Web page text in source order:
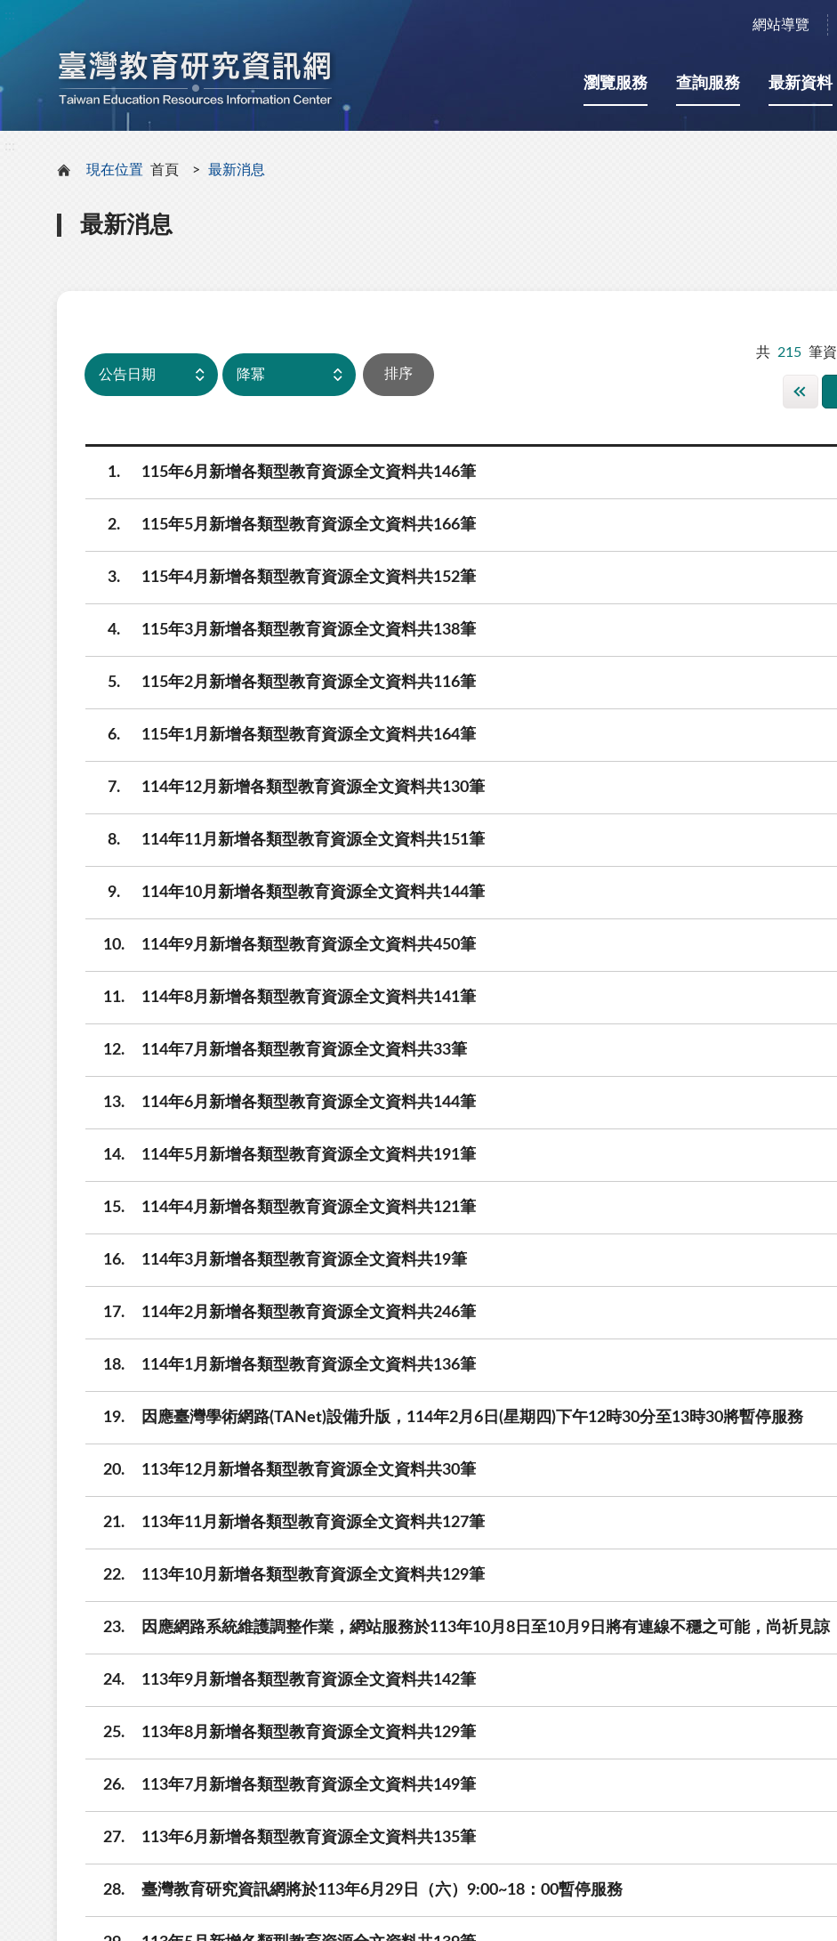
網站導覽
瀏覽服務 查詢服務 最新資料
現在位置 首頁 最新消息
最新消息
共 215 筆
1 115年6月新增各類型教育資源全文資料共146筆
2 115年5月新增各類型教育資源全文資料共166筆
3 115年4月新增各類型教育資源全文資料共152筆
4 115年3月新增各類型教育資源全文資料共138筆
5 115年2月新增各類型教育資源全文資料共116筆
6 115年1月新增各類型教育資源全文資料共164筆
7 114年12月新增各類型教育資源全文資料共130筆
8 114年11月新增各類型教育資源全文資料共151筆
9 114年10月新增各類型教育資源全文資料共144筆
10 114年9月新增各類型教育資源全文資料共450筆
11 114年8月新增各類型教育資源全文資料共141筆
12 114年7月新增各類型教育資源全文資料共33筆
13 114年6月新增各類型教育資源全文資料共144筆
14 114年5月新增各類型教育資源全文資料共191筆
15 114年4月新增各類型教育資源全文資料共121筆
16 114年3月新增各類型教育資源全文資料共19筆
17 114年2月新增各類型教育資源全文資料共246筆
18 114年1月新增各類型教育資源全文資料共136筆
19 因應臺灣學術網路(TANet)設備升版，114年2月6日(星期四)下午12時30分至13時30將暫停服務
20 113年12月新增各類型教育資源全文資料共30筆
21 113年11月新增各類型教育資源全文資料共127筆
22 113年10月新增各類型教育資源全文資料共129筆
23 因應網路系統維護調整作業，網站服務於113年10月8日至10月9日將有連線不穩之可能，尚祈見諒
24 113年9月新增各類型教育資源全文資料共142筆
25 113年8月新增各類型教育資源全文資料共129筆
26 113年7月新增各類型教育資源全文資料共149筆
27 113年6月新增各類型教育資源全文資料共135筆
28 臺灣教育研究資訊網將於113年6月29日（六）9:00~18：00暫停服務